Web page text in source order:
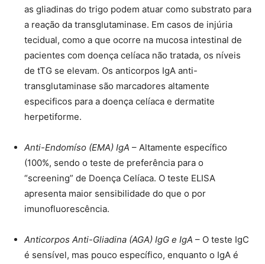
as gliadinas do trigo podem atuar como substrato para
a reação da transglutaminase. Em casos de injúria
tecidual, como a que ocorre na mucosa intestinal de
pacientes com doença celíaca não tratada, os níveis
de tTG se elevam. Os anticorpos IgA anti-
transglutaminase são marcadores altamente
especificos para a doença celíaca e dermatite
herpetiforme.
Anti-Endomíso (EMA) IgA – Altamente específico
(100%, sendo o teste de preferência para o
“screening” de Doença Celíaca. O teste ELISA
apresenta maior sensibilidade do que o por
imunofluorescência.
Anticorpos Anti-Gliadina (AGA) IgG e IgA – O teste IgC
é sensível, mas pouco específico, enquanto o IgA é